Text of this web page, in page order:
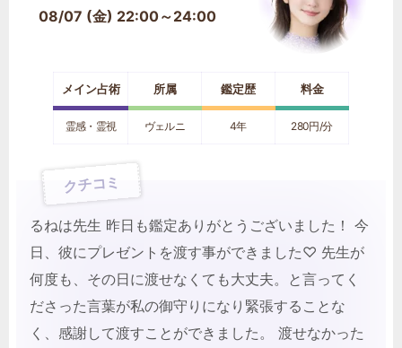
08/07 (金) 22:00～24:00
メイン占術 所属 鑑定歴 料金
霊感・霊視 ヴェルニ 4年 280円/分
クチコミ
るねは先生 昨日も鑑定ありがとうございました！ 今
日、彼にプレゼントを渡す事ができました♡ 先生が
何度も、その日に渡せなくても大丈夫。と言ってく
ださった言葉が私の御守りになり緊張することな
く、感謝して渡すことができました。 渡せなかった